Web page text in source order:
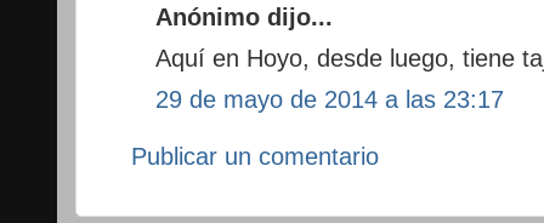
Anónimo dijo...
Aquí en Hoyo, desde luego, tiene
29 de mayo de 2014 a las 23:17
Publicar un comentario